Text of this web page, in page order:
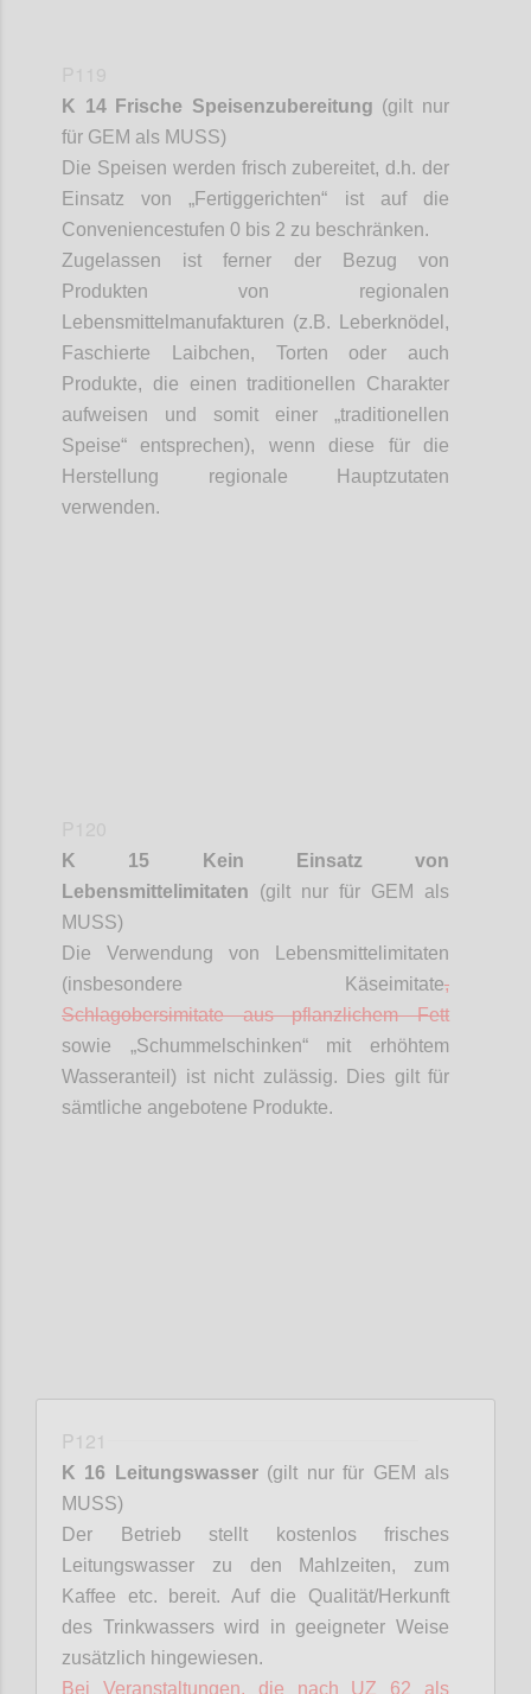
K 14 Frische Speisenzubereitung (gilt nur
für GEM als MUSS)
Die Speisen werden frisch zubereitet, d.h. der
Einsatz von „Fertiggerichten“ ist auf die
Conveniencestufen 0 bis 2 zu beschränken.
Zugelassen ist ferner der Bezug von
Produkten von regionalen
Lebensmittelmanufakturen (z.B. Leberknödel,
Faschierte Laibchen, Torten oder auch
Produkte, die einen traditionellen Charakter
aufweisen und somit einer „traditionellen
Speise“ entsprechen), wenn diese für die
Herstellung regionale Hauptzutaten
verwenden.
K 15 Kein Einsatz von
Lebensmittelimitaten (gilt nur für GEM als
MUSS)
Die Verwendung von Lebensmittelimitaten
(insbesondere Käseimitate,
Schlagobersimitateaus pflanzlichem Fett
sowie „Schummelschinken“ mit erhöhtem
Wasseranteil) ist nicht zulässig. Dies gilt für
sämtliche angebotene Produkte.
P121
K 16 Leitungswasser (gilt nur für GEM als
MUSS)
Der Betrieb stellt kostenlos frisches
Leitungswasser zu den Mahlzeiten, zum
Kaffee etc. bereit. Auf die Qualität/Herkunft
des Trinkwassers wird in geeigneter Weise
zusätzlich hingewiesen.
Bei Veranstaltungen, die nach UZ 62 als